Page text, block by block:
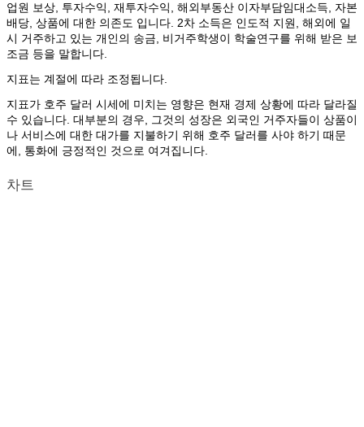
업원 보상, 투자수익, 재투자수익, 해외부동산 이자부담임대소득, 자본
배당, 상품에 대한 의존도 입니다. 2차 소득은 인도적 지원, 해외에 일
시 거주하고 있는 개인의 송금, 비거주학생이 학술연구를 위해 받은 보
조금 등을 말합니다.
지표는 계절에 따라 조정됩니다.
지표가 호주 달러 시세에 미치는 영향은 현재 경제 상황에 따라 달라질
수 있습니다. 대부분의 경우, 그것의 성장은 외국인 거주자들이 상품이
나 서비스에 대한 대가를 지불하기 위해 호주 달러를 사야 하기 때문
에, 통화에 긍정적인 것으로 여겨집니다.
차트